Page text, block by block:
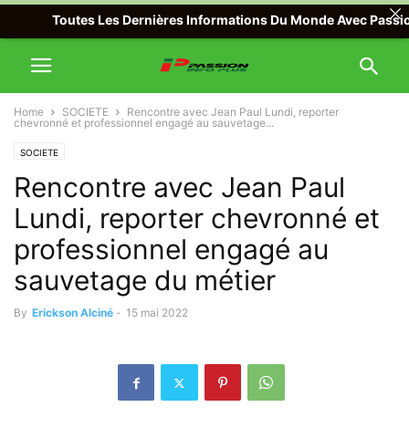
Home SOCIETE
Rencontre avec Jean Paul Lundi, reporter
chevronné et professionnel engagé au sauvetage...
SOCIETE
Rencontre avec Jean Paul
Lundi, reporter chevronné et
professionnel engagé au
sauvetage du métier
By Erickson Alciné - 15 mai 2022
Toutes Les Dernières Informations Du Monde Avec Passion